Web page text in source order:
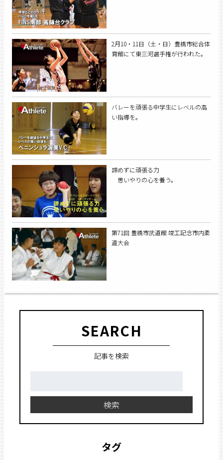
2月10・11日（土・日）豊橋市総合体
育館にて東三河選手権が行われた。
バレーを頑張る中学生にレベルの高
い指導を。
諦めずに頑張る力
思いやりの心を養う。
第71回 豊橋市武道館 竣工記念市内柔
道大会
SEARCH
記事を検索
検索
タグ